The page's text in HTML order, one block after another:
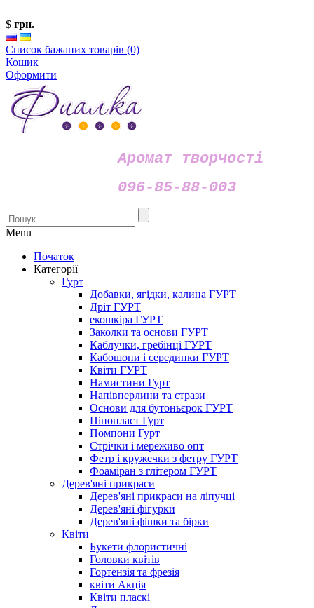
$ грн.
Список бажаних товарів (0)
Кошик
Оформити
Аромат творчості
096-85-88-003
Menu
Початок
Категорії
Гурт
Добавки, ягідки, калина ГУРТ
Дріт ГУРТ
екошкіра ГУРТ
Заколки та основи ГУРТ
Каблучки, гребінці ГУРТ
Кабошони і серединки ГУРТ
Квіти ГУРТ
Намистини Гурт
Напівперлини та стрази
Основи для бутоньєрок ГУРТ
Пінопласт Гурт
Помпони Гурт
Стрічки і мереживо опт
Фетр і кружечки з фетру ГУРТ
Фоаміран з глітером ГУРТ
Дерев'яні прикраси
Дерев'яні прикраси на ліпучці
Дерев'яні фігурки
Дерев'яні фішки та бірки
Квіти
Букети флористичні
Головки квітів
Гортензія та фрезія
квіти Акція
Квіти пласкі